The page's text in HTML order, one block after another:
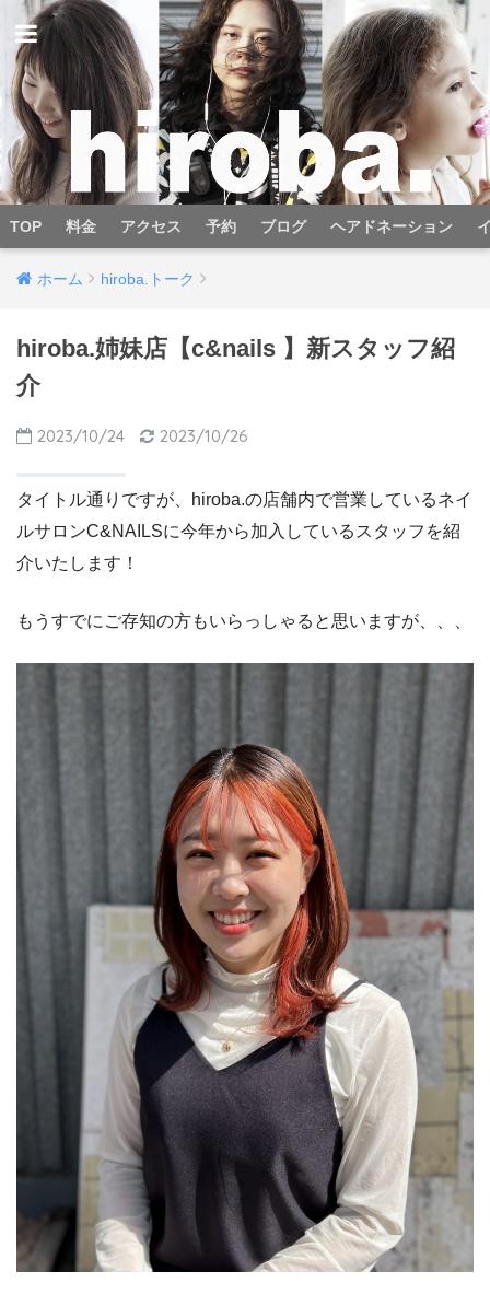
TOP 料金 アクセス 予約 ブログ ヘアドネーション
ホーム hiroba.トーク
hiroba.姉妹店【c&nails 】新スタッフ紹
介
2023/10/24 2023/10/26
タイトル通りですが、hiroba.の店舗内で営業しているネイ
ルサロンC&NAILSに今年から加入しているスタッフを紹
介いたします！
もうすでにご存知の方もいらっしゃると思いますが、、、